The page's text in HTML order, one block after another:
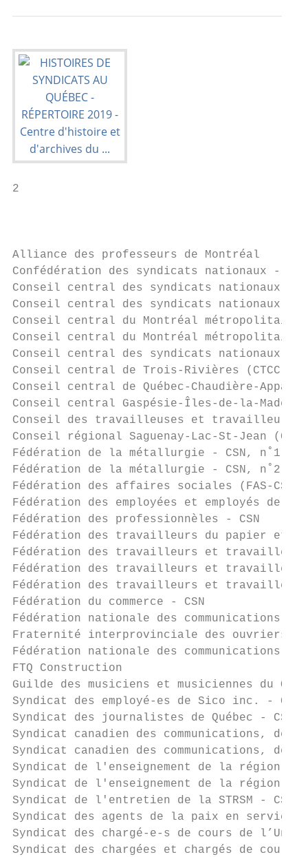
2
Alliance des professeurs de
Confédération des syndicats
Conseil central des syndicats
Conseil central des syndicats
Conseil central du Montréal
Conseil central du Montréal
Conseil central des syndicats nationaux
Conseil central de Trois-Rivières
Conseil central de Québec-Chaudière-
Conseil central Gaspésie-Îles-de-la-
Conseil des travailleuses et travailleurs
Conseil régional Saguenay-Lac-St-
Fédération de la métallurgie -
Fédération de la métallurgie -
Fédération des affaires sociales
Fédération des employées et employés
Fédération des professionnèles -
Fédération des travailleurs du papier
Fédération des travailleurs et
Fédération des travailleurs et
Fédération des travailleurs et
Fédération du commerce - CSN
Fédération nationale des
Fraternité interprovinciale des
Fédération nationale des
FTQ Construction
Guilde des musiciens et
Syndicat des employé-es de Sico
Syndicat des journalistes de
Syndicat canadien des communications,
Syndicat canadien des communications,
Syndicat de l'enseignement de la
Syndicat de l'enseignement de la
Syndicat de l'entretien de la
Syndicat des agents de la paix en services
Syndicat des chargé-e-s de cours de
Syndicat des chargées et chargés de cours